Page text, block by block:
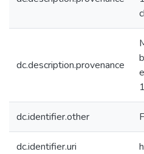
dc.description.provenance
dc.identifier.other
dc.identifier.uri